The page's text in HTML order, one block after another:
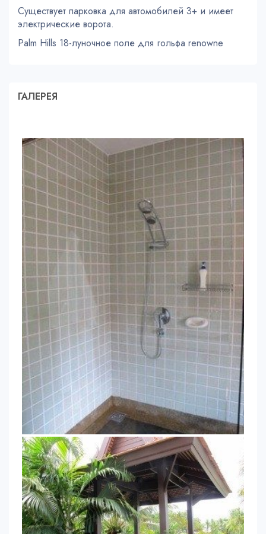
Существует парковка для автомобилей 3+ и имеет
электрические ворота.
Palm Hills 18-луночное поле для гольфа renowne
ГАЛЕРЕЯ